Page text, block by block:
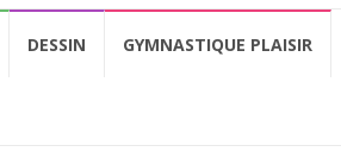
DESSIN GYMNASTIQUE PLAISIR